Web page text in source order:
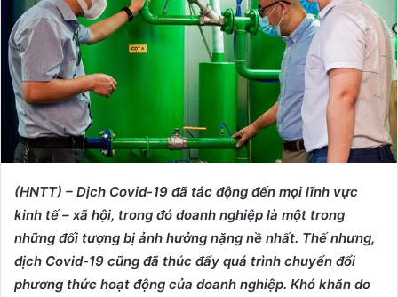
e
m
i
(HNTT) – Dịch Covid-19 đã tác động đến mọi lĩnh vực
kinh tế – xã hội, trong đó doanh nghiệp là một trong
những đối tượng bị ảnh hưởng nặng nề nhất. Thế nhưng,
dịch Covid-19 cũng đã thúc đẩy quá trình chuyển đổi
phương thức hoạt động của doanh nghiệp. Khó khăn do